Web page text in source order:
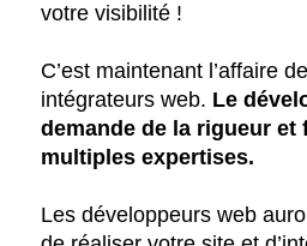
votre visibilité !
C’est maintenant l’affaire
intégrateurs web. Le
demande de la rigueur et
multiples expertises.
Les développeurs web